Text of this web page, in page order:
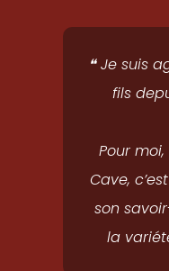
❝ Je suis
fils
Pour
Cave,
son
la